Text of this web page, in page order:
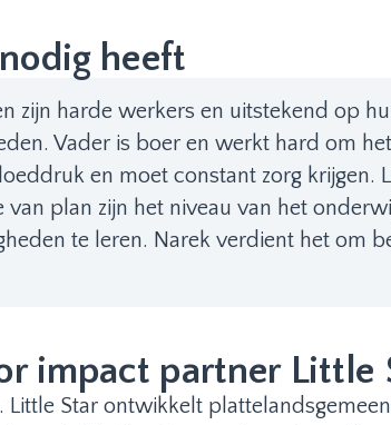
heeft
zijn harde werkers en uitstekend op
Vader is boer en werkt hard om
en moet constant zorg krijgen.
plan zijn het niveau van het
te leren. Narek verdient het om
impact partner Little
Little Star ontwikkelt